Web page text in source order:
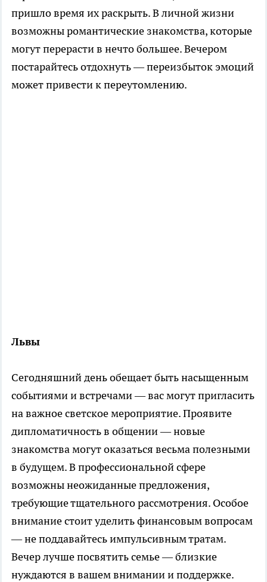
пришло время их раскрыть. В личной жизни
возможны романтические знакомства, которые
могут перерасти в нечто большее. Вечером
постарайтесь отдохнуть — переизбыток эмоций
может привести к переутомлению.
Львы
Сегодняшний день обещает быть насыщенным
событиями и встречами — вас могут пригласить
на важное светское мероприятие. Проявите
дипломатичность в общении — новые
знакомства могут оказаться весьма полезными
в будущем. В профессиональной сфере
возможны неожиданные предложения,
требующие тщательного рассмотрения. Особое
внимание стоит уделить финансовым вопросам
— не поддавайтесь импульсивным тратам.
Вечер лучше посвятить семье — близкие
нуждаются в вашем внимании и поддержке.